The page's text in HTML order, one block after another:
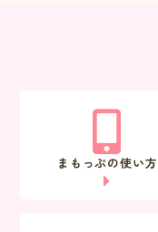
まもっぷの使い方